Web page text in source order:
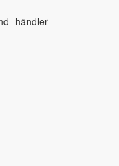
‑händler